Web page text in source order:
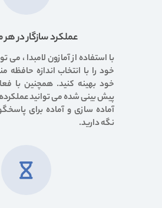
عملکرد سازگار در
با استفاده از آمازون لامبدا ، می
خود را با انتخاب اندازه حافظه
خود بهینه کنید. همچنین با
پیش بینی شده می توانید
آماده سازی و آماده برای
نگه دارید.